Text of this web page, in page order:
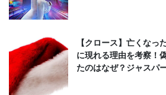
【クロース】亡くなっ
に現れる理由を考察！
たのはなぜ？ジャスパ